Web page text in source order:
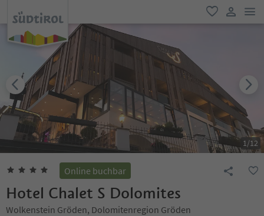
favorit
user link
1/12
Online buchbar
Hotel Chalet S Dolomites
Wolkenstein Gröden, Dolomitenregion Gröden